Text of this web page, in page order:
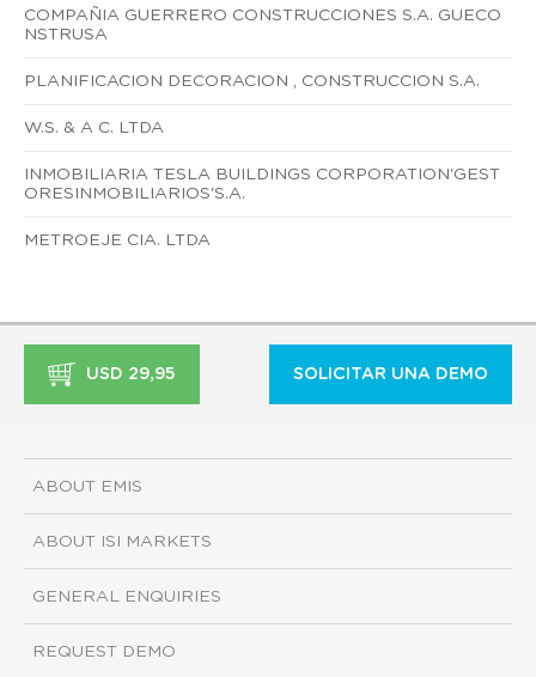
COMPAÑIA GUERRERO CONSTRUCCIONES S.A. GUECO
NSTRUSA
PLANIFICACION DECORACION , CONSTRUCCION S.A.
W.S. & A C. LTDA
INMOBILIARIA TESLA BUILDINGS CORPORATION'GEST
ORESINMOBILIARIOS'S.A.
METROEJE CIA. LTDA
USD 29,95 SOLICITAR UNA DEMO
ABOUT EMIS
ABOUT ISI MARKETS
GENERAL ENQUIRIES
REQUEST DEMO